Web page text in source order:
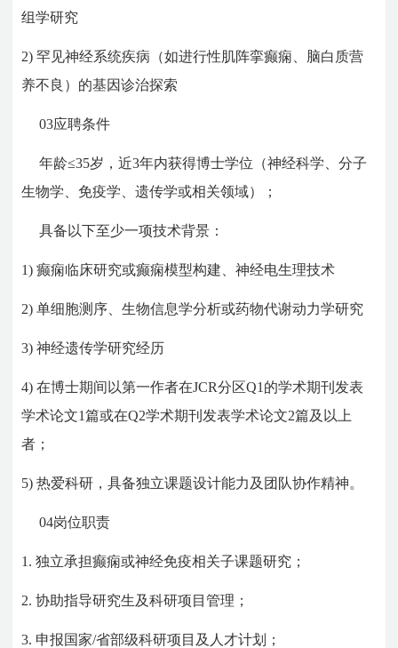
组学研究
2)罕见神经系统疾病（如进行性肌阵挛癫痫、脑白质营
养不良）的基因诊治探索
03应聘条件
年龄≤35岁，近3年内获得博士学位（神经科学、分子
生物学、免疫学、遗传学或相关领域）；
具备以下至少一项技术背景：
1)癫痫临床研究或癫痫模型构建、神经电生理技术
2)单细胞测序、生物信息学分析或药物代谢动力学研究
3)神经遗传学研究经历
4)在博士期间以第一作者在JCR分区Q1的学术期刊发表
学术论文1篇或在Q2学术期刊发表学术论文2篇及以上
者；
5)热爱科研，具备独立课题设计能力及团队协作精神。
04岗位职责
1.独立承担癫痫或神经免疫相关子课题研究；
2.协助指导研究生及科研项目管理；
3. 申报国家/省部级科研项目及人才计划；